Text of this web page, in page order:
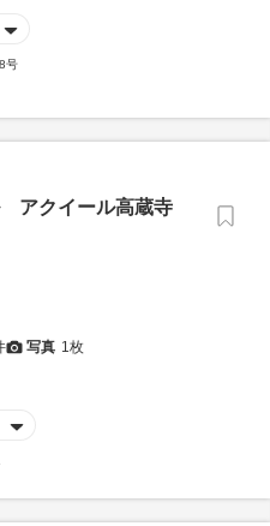
号
アクイール高蔵寺
写真 1枚